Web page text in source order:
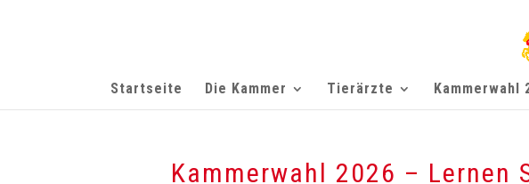
Startseite Die Kammer Tierärzte Kammerwahl
Kammerwahl 2026 – Lernen